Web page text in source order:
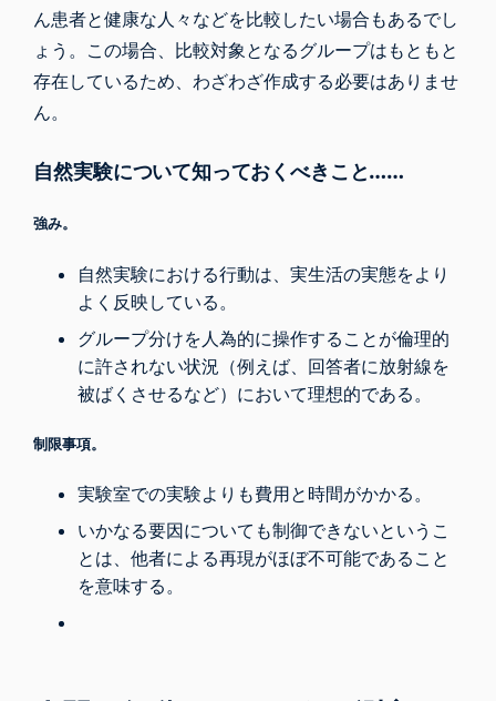
ん患者と健康な人々などを比較したい場合もあるでし
ょう。この場合、比較対象となるグループはもともと
存在しているため、わざわざ作成する必要はありませ
ん。
自然実験について知っておくべきこと……
強み。
自然実験における行動は、実生活の実態をより
よく反映している。
グループ分けを人為的に操作することが倫理的
に許されない状況（例えば、回答者に放射線を
被ばくさせるなど）において理想的である。
制限事項。
実験室での実験よりも費用と時間がかかる。
いかなる要因についても制御できないというこ
とは、他者による再現がほぼ不可能であること
を意味する。